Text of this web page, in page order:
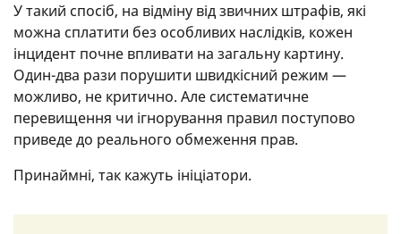
У такий спосіб, на відміну від звичних штрафів, які
можна сплатити без особливих наслідків, кожен
інцидент почне впливати на загальну картину.
Один-два рази порушити швидкісний режим —
можливо, не критично. Але систематичне
перевищення чи ігнорування правил поступово
приведе до реального обмеження прав.
Принаймні, так кажуть ініціатори.